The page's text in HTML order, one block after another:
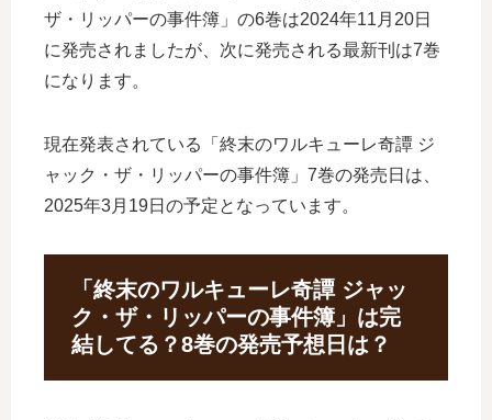
ザ・リッパーの事件簿」の6巻は2024年11月20日
に発売されましたが、次に発売される最新刊は7巻
になります。
現在発表されている「終末のワルキューレ奇譚 ジ
ャック・ザ・リッパーの事件簿」7巻の発売日は、
2025年3月19日の予定となっています。
「終末のワルキューレ奇譚 ジャッ
ク・ザ・リッパーの事件簿」は完
結してる？8巻の発売予想日は？